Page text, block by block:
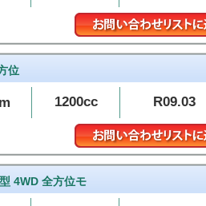
位
1200cc R09.03
4WD 全方位モ